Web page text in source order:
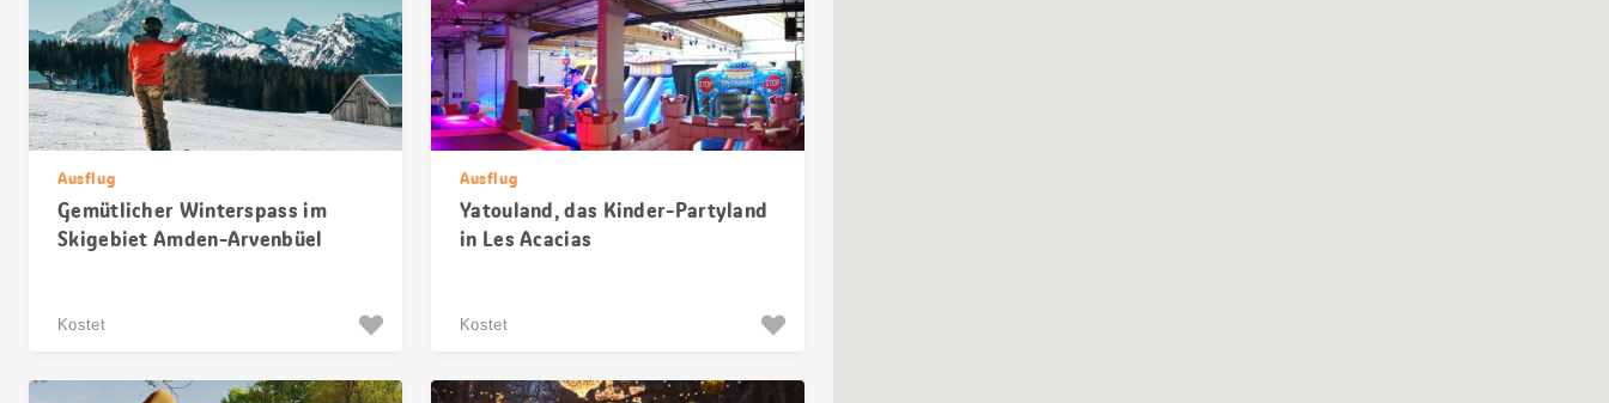
Ausflug
Gemütlicher Winterspass im
Skigebiet Amden-Arvenbüel
Kostet
Ausflug
Yatouland, das Kinder-Partyland
in Les Acacias
Kostet